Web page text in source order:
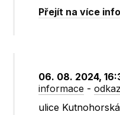
Přejít na více
06. 08. 2024,
informace -
ulice